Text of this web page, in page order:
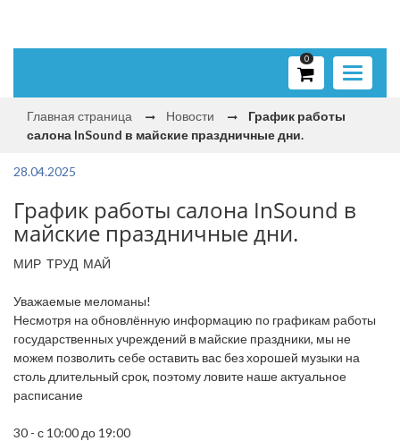
Toggle
0
Главная страница Новости
График работы
салона InSound в майские праздничные дни.
28.04.2025
График работы салона InSound в
майские праздничные дни.
МИР ТРУД МАЙ
Уважаемые меломаны!
Несмотря на обновлённую информацию по графикам работы
государственных учреждений в майские праздники, мы не
можем позволить себе оставить вас без хорошей музыки на
столь длительный срок, поэтому ловите наше актуальное
расписание
30 - с 10:00 до 19:00